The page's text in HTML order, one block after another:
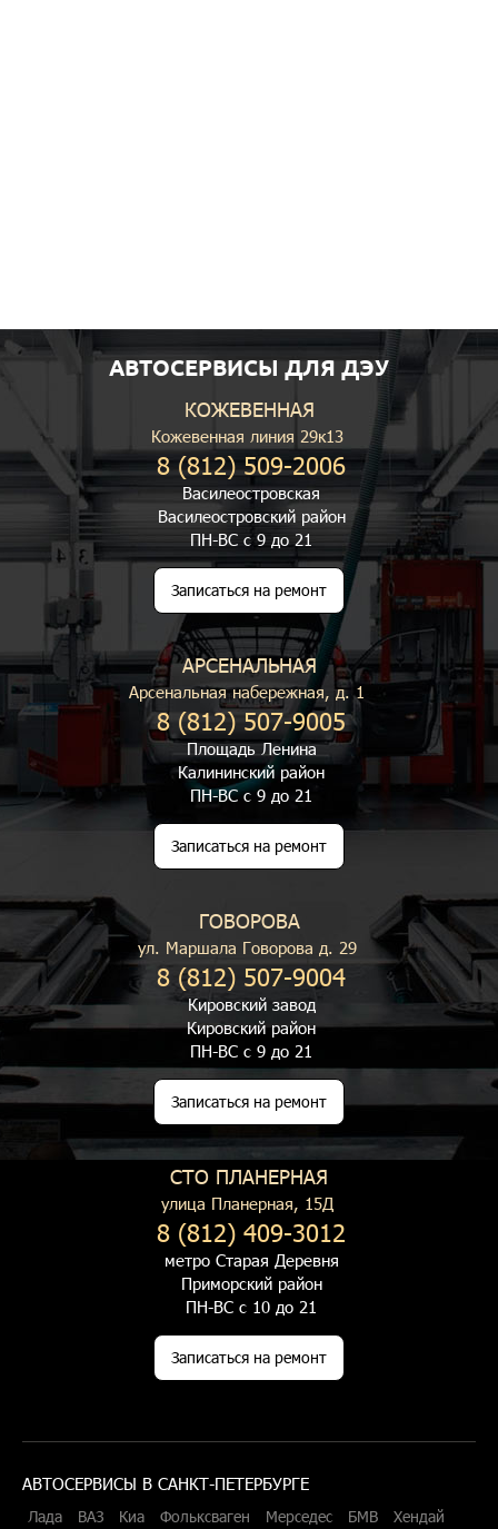
АВТОСЕРВИСЫ ДЛЯ ДЭУ
КОЖЕВЕННАЯ
Кожевенная линия 29к13
8 (812) 509-2006
Василеостровская
Василеостровский район
ПН-ВС с 9 до 21
Записаться на ремонт
АРСЕНАЛЬНАЯ
Арсенальная набережная, д. 1
8 (812) 507-9005
Площадь Ленина
Калининский район
ПН-ВС с 9 до 21
Записаться на ремонт
ГОВОРОВА
ул. Маршала Говорова д. 29
8 (812) 507-9004
Кировский завод
Кировский район
ПН-ВС с 9 до 21
Записаться на ремонт
СТО ПЛАНЕРНАЯ
улица Планерная, 15Д
8 (812) 409-3012
метро Старая Деревня
Приморский район
ПН-ВС с 10 до 21
Записаться на ремонт
АВТОСЕРВИСЫ В САНКТ-ПЕТЕРБУРГЕ
Лада ВАЗ Киа Фольксваген Мерседес БМВ
Хендай